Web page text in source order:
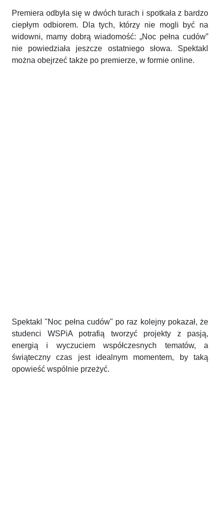
Premiera odbyła się w dwóch turach i spotkała z bardzo
ciepłym odbiorem. Dla tych, którzy nie mogli być na
widowni, mamy dobrą wiadomość: „Noc pełna cudów”
nie powiedziała jeszcze ostatniego słowa. Spektakl
można obejrzeć także po premierze, w formie online.
Spektakl "Noc pełna cudów" po raz kolejny pokazał, że
studenci WSPiA potrafią tworzyć projekty z pasją,
energią i wyczuciem współczesnych tematów, a
świąteczny czas jest idealnym momentem, by taką
opowieść wspólnie przeżyć.